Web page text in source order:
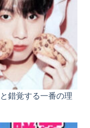
？語源と意味、歌
歌う理由も